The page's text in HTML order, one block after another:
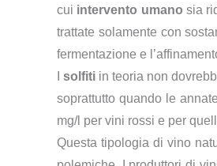
cui intervento umano sia
trattate solamente con
fermentazione e
solfiti in teoria non
soprattutto quando le
mg/l per vini rossi e per
Questa tipologia di vino